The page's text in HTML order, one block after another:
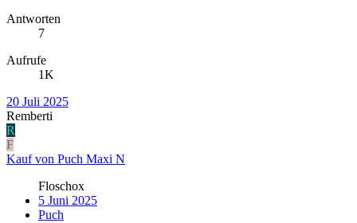
Antworten
7
Aufrufe
1K
20 Juli 2025
Remberti
R
F
Kauf von Puch Maxi N
Floschox
5 Juni 2025
Puch